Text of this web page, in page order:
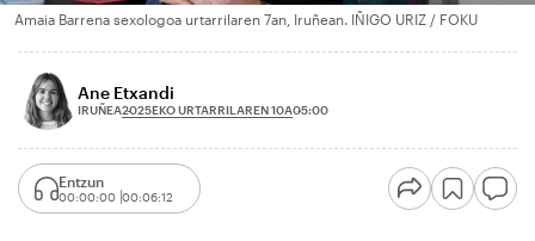
Amaia Barrena sexologoa urtarrilaren 7an, Iruñean. IÑIGO URIZ / FOKU
Ane Etxandi
IRUÑEA2025EKO URTARRILAREN 10A05:00
Entzun
00:00:00 00:06:12